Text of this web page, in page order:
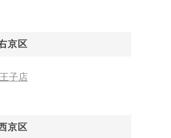
京区
子店
京区